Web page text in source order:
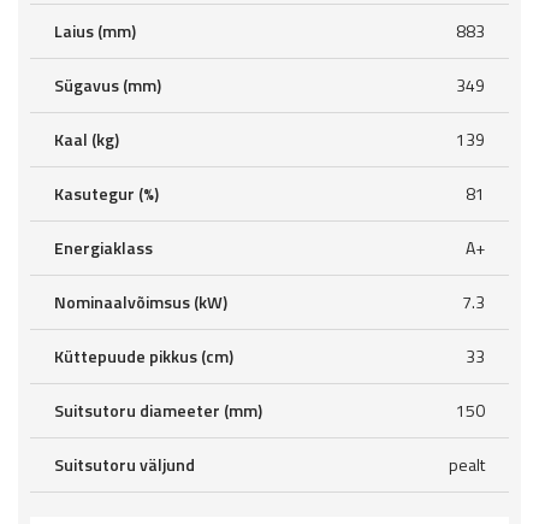
Laius (mm) 883
Sügavus (mm) 349
Kaal (kg) 139
Kasutegur (%) 81
Energiaklass A+
Nominaalvõimsus (kW) 7.3
Küttepuude pikkus (cm) 33
Suitsutoru diameeter (mm) 150
Suitsutoru väljund pealt